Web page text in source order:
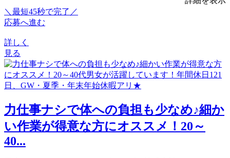
＼最短45秒で完了／
応募へ進む
詳しく
見る
力仕事ナシで体への負担も少なめ♪細か
い作業が得意な方にオススメ！20～
40...